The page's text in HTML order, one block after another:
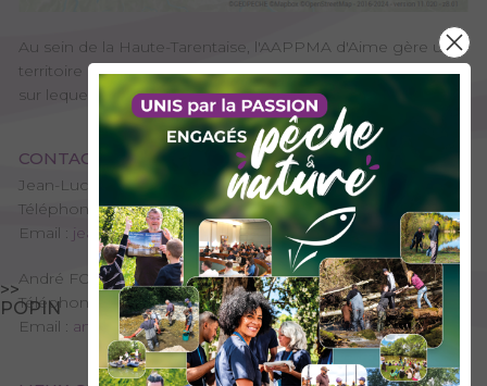
>>
POPIN
Au sein de la Haute-Tarentaise, l'AAPPMA d'Aime gère un
territoire s'étendant jusqu'au parc national de la Vanoise,
sur lequel coule la tumultueuse Isère.
CONTACT
Jean-Luc GROGNET - Président de l'AAPPMA
Téléphone : 06 13 02 61 68
Email : jean-luc.grognet@laposte.net
André FOULU - Trésorier de l'AAPPMA
Téléphone : 07 67 15 84 00
Email : andfoulu@gmail.com